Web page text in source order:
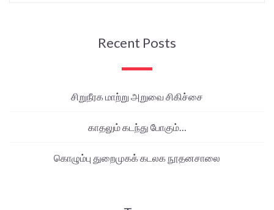
Recent Posts
சிறுநீரக மாற்று அறுவை சிகிச்சை
காதலும் கடந்து போகும்…
கொழும்பு துறைமுகக் கடலக நூதனசாலை